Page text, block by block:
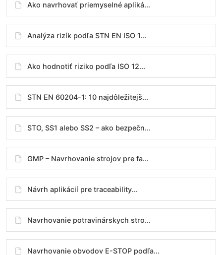
Ako navrhovať priemyselné apliká...
Analýza rizík podľa STN EN ISO 1...
Ako hodnotiť riziko podľa ISO 12...
STN EN 60204-1: 10 najdôležitejš...
STO, SS1 alebo SS2 – ako bezpečn...
GMP – Navrhovanie strojov pre fa...
Návrh aplikácií pre traceability...
Navrhovanie potravinárskych stro...
Navrhovanie obvodov E-STOP podľa...